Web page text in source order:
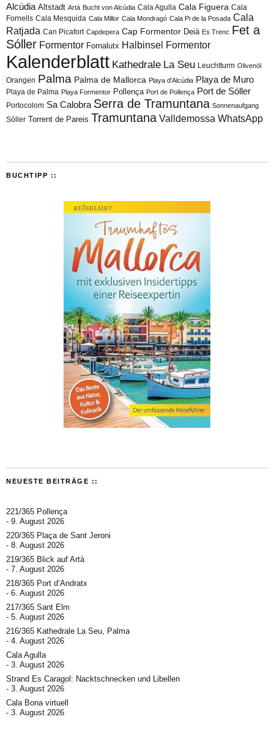
Alcúdia Altstadt Artà Bucht von Alcúdia Cala Agulla Cala Figuera Cala
Fornells Cala Mesquida Cala Millor Cala Mondragó Cala Pi de la Posada Cala
Ratjada Can Picafort Capdepera Cap Formentor Deià Es Trenc Fet a
Sóller Formentor Fornalutx Halbinsel Formentor
Kalenderblatt Kathedrale La Seu Leuchtturm Olivenöl
Orangen Palma Palma de Mallorca Playa d'Alcúdia Playa de Muro
Playa de Palma Playa Formentor Pollença Port de Pollença Port de Sóller
Portocolom Sa Calobra Serra de Tramuntana Sonnenaufgang
Sòller Torrent de Pareis Tramuntana Valldemossa WhatsApp
BUCHTIPP ::
NEUESTE BEITRÄGE ::
221/365 Pollença
9. August 2026
220/365 Plaça de Sant Jeroni
8. August 2026
219/365 Blick auf Artà
7. August 2026
218/365 Port d’Andratx
6. August 2026
217/365 Sant Elm
5. August 2026
216/365 Kathedrale La Seu, Palma
4. August 2026
Cala Agulla
3. August 2026
Strand Es Caragol: Nacktschnecken und Libellen
3. August 2026
Cala Bona virtuell
3. August 2026